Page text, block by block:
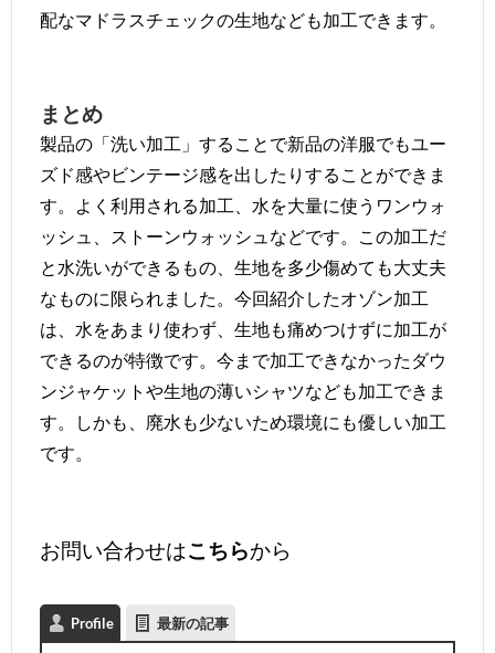
配なマドラスチェックの生地なども加工できます。
まとめ
製品の「洗い加工」することで新品の洋服でもユー
ズド感やビンテージ感を出したりすることができま
す。よく利用される加工、水を大量に使うワンウォ
ッシュ、ストーンウォッシュなどです。この加工だ
と水洗いができるもの、生地を多少傷めても大丈夫
なものに限られました。今回紹介したオゾン加工
は、水をあまり使わず、生地も痛めつけずに加工が
できるのが特徴です。今まで加工できなかったダウ
ンジャケットや生地の薄いシャツなども加工できま
す。しかも、廃水も少ないため環境にも優しい加工
です。
お問い合わせはこちらから
Profile 最新の記事